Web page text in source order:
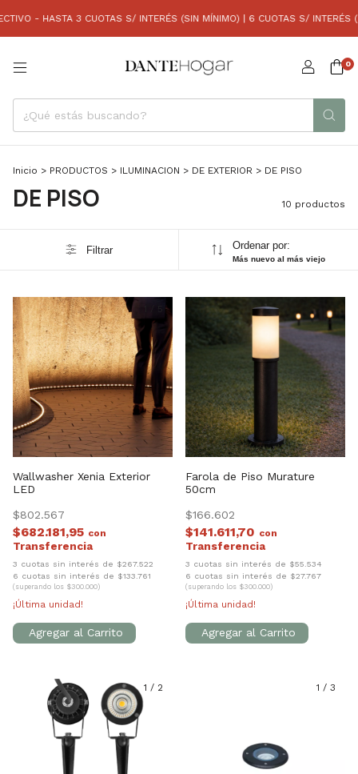
- HASTA 3 CUOTAS S/ INTERÉS (SIN MÍNIMO) | 6 CUOTAS S/ INTERÉS
0
Inicio > PRODUCTOS > ILUMINACION > DE EXTERIOR > DE PISO
DE PISO 10 productos
Filtrar Ordenar por:
Más nuevo al más viejo
Wallwasher Xenia Exterior
LED
$802.567
$682.181,95 con
3 cuotas sin interés de $267.522
6 cuotas sin interés de $133.761
(superando los $300.000)
¡Última unidad!
Farola de Piso Murature
50cm
$166.602
$141.611,70 con
3 cuotas sin interés de $55.534
6 cuotas sin interés de $27.767
(superando los $300.000)
¡Última unidad!
1 / 2 1 / 3